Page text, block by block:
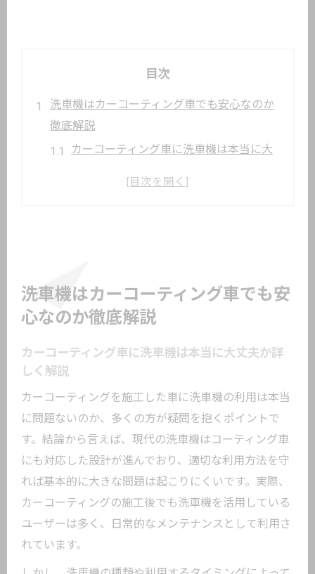
目次
洗車機はカーコーティング車でも安心なのか
徹底解説
カーコーティング車に洗車機は本当に大
コーティング車洗車機利用時のリスクと
安全策を徹底紹介
コーティング車専用コースの違いとおす
すめ活用法
コーティング車専用コースの選び方と安全な
活用法
カーコーティング車に最適な洗車機コー
スの特徴と選び方
コーティング車専用コースの違いと選択
時の注意点
撥水効果維持のためのおすすめコース選
定ポイント
コーティング車専用コースで得られる洗
洗車機はカーコーティング車でも安
心なのか徹底解説
カーコーティング車に洗車機は本当に大丈夫か詳
しく解説
カーコーティングを施工した車に洗車機の利用は本当
に問題ないのか、多くの方が疑問を抱くポイントで
す。結論から言えば、現代の洗車機はコーティング車
にも対応した設計が進んでおり、適切な利用方法を守
れば基本的に大きな問題は起こりにくいです。実際、
カーコーティングの施工後でも洗車機を活用している
ユーザーは多く、日常的なメンテナンスとして利用さ
れています。